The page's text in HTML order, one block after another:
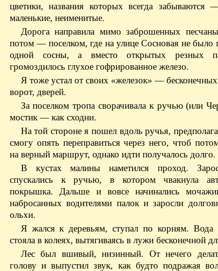
цветики, названия которых всегда забываются
маленькие, неименитые.
Дорога направила мимо заброшенных
потом — поселком, где на улице Сосновая не было
одной сосны, а вместо открытых резных
громоздилось глухое гофрированное железо.
Я тоже устал от своих «железок» —
ворот, дверей.
За поселком тропа сворачивала к ручью (или
мостик — как сходни.
На той стороне я пошел вдоль ручья,
смогу опять переправиться через него, чтоб
на верный маршрут, однако идти получалось долго.
В кустах малины наметился проход.
спускались к ручью, в котором чвакнула
покрышка. Дальше и вовсе начинались
набросанных водителями палок и заросли
ольхи.
Я жался к деревьям, ступал по корням. Вода
стояла в колеях, вытягиваясь в лужи бесконечной
Лес был вшивый, низинный. От нечего
голову и выпустил звук, как будто подражая